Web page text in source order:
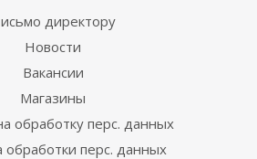
директору
Новости
Вакансии
Магазины
обработку перс. данных
обработки перс. данных